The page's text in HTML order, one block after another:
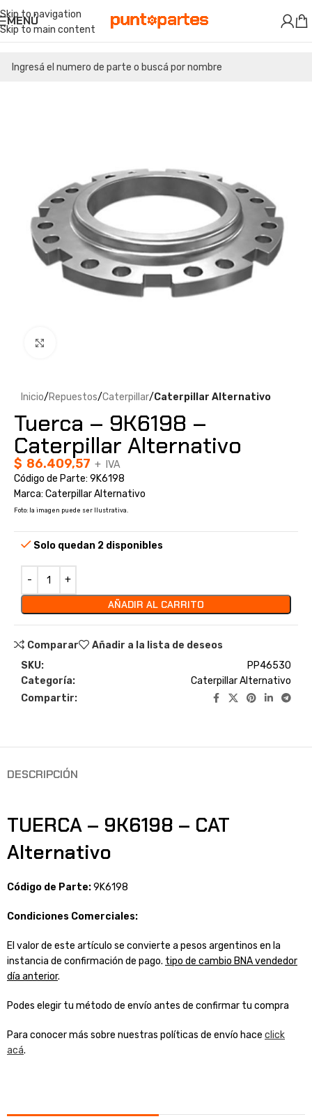
Skip to navigation
Skip to main content
MENÚ
Inicio Repuestos Caterpillar Caterpillar Alternativo
Tuerca – 9K6198 –
Caterpillar Alternativo
$ 86.409,57 + IVA
Código de Parte: 9K6198
Marca: Caterpillar Alternativo
Foto: la imagen puede ser Ilustrativa.
Solo quedan 2 disponibles
AÑADIR AL CARRITO
Comparar
Añadir a la lista de deseos
SKU:
PP46530
Categoría:
Caterpillar Alternativo
Compartir:
DESCRIPCIÓN
TUERCA – 9K6198 – CAT
Alternativo
Código de Parte:9K6198
Condiciones Comerciales:
El valor de este artículo se convierte a pesos argentinos en la
instancia de confirmación de pago. tipo de cambio BNA vendedor
día anterior.
Podes elegir tu método de envío antes de confirmar tu compra
Para conocer más sobre nuestras políticas de envío hace click
acá.